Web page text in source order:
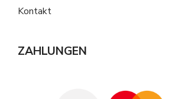
Kontakt
ZAHLUNGEN